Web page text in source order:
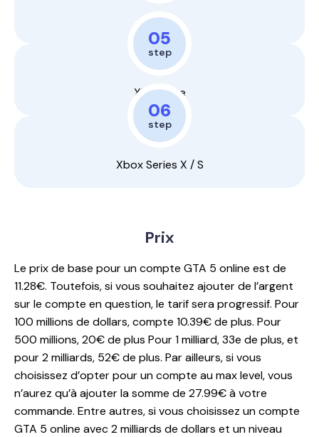
PS5
05
step
Xbox One
06
step
Xbox Series X / S
Prix
Le prix de base pour un compte GTA 5 online est de
11.28€. Toutefois, si vous souhaitez ajouter de l’argent
sur le compte en question, le tarif sera progressif. Pour
100 millions de dollars, compte 10.39€ de plus. Pour
500 millions, 20€ de plus Pour 1 milliard, 33e de plus, et
pour 2 milliards, 52€ de plus. Par ailleurs, si vous
choisissez d’opter pour un compte au max level, vous
n’aurez qu’à ajouter la somme de 27.99€ à votre
commande. Entre autres, si vous choisissez un compte
GTA 5 online avec 2 milliards de dollars et un niveau